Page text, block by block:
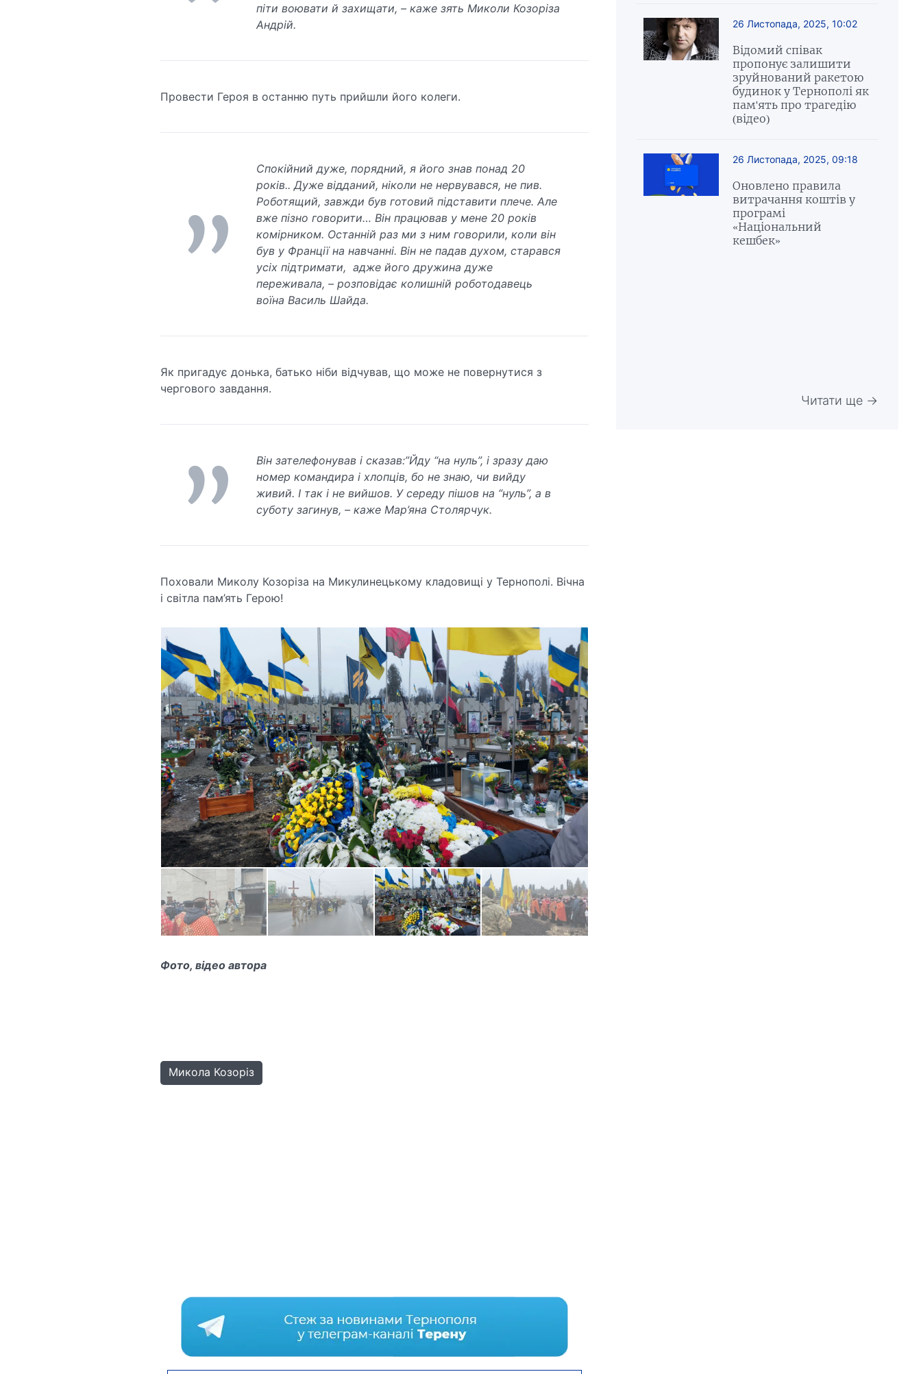
піти воювати й захищати, – каже зять Миколи Козоріза
Андрій.
Провести Героя в останню путь прийшли його колеги.
Спокійний дуже, порядний, я його знав понад 20
років.. Дуже відданий, ніколи не нервувався, не пив.
Роботящий, завжди був готовий підставити плече. Але
вже пізно говорити… Він працював у мене 20 років
комірником. Останній раз ми з ним говорили, коли він
був у Франції на навчанні. Він не падав духом, старався
усіх підтримати, адже його дружина дуже
переживала, – розповідає колишній роботодавець
воїна Василь Шайда.
Як пригадує донька, батько ніби відчував, що може не повернутися з
чергового завдання.
Він зателефонував і сказав:”Йду “на нуль”, і зразу даю
номер командира і хлопців, бо не знаю, чи вийду
живий. І так і не вийшов. У середу пішов на “нуль”, а в
суботу загинув, – каже Мар’яна Столярчук.
Поховали Миколу Козоріза на Микулинецькому кладовищі у Тернополі. Вічна
і світла пам’ять Герою!
Фото, відео автора
Микола Козоріз
26 Листопада, 2025, 10:02
Відомий співак
пропонує залишити
зруйнований ракетою
будинок у Тернополі як
пам'ять про трагедію
(відео)
26 Листопада, 2025, 09:18
Оновлено правила
витрачання коштів у
програмі
«Національний
кешбек»
Читати ще →